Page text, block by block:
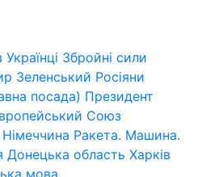
Українці Збройні сили
Зеленський Росіяни
посада) Президент
Союз
Німеччина Ракета. Машина.
Донецька область Харків